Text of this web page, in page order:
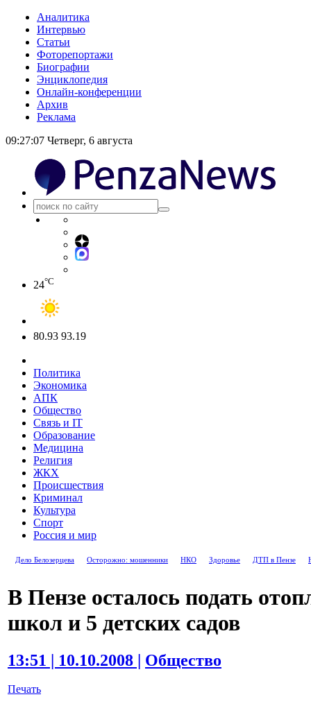
Аналитика
Интервью
Статьи
Фоторепортажи
Биографии
Энциклопедия
Онлайн-конференции
Архив
Реклама
09:27:07 Четверг, 6 августа
24°C
80.93 93.19
Политика
Экономика
АПК
Общество
Связь и IT
Образование
Медицина
Религия
ЖКХ
Происшествия
Криминал
Культура
Спорт
Россия и мир
Дело Белозерцева Осторожно: мошенники НКО Здоровье ДТП в Пензе
В Пензе осталось подать
школ и 5 детских садов
13:51 | 10.10.2008 | Общество
Печать